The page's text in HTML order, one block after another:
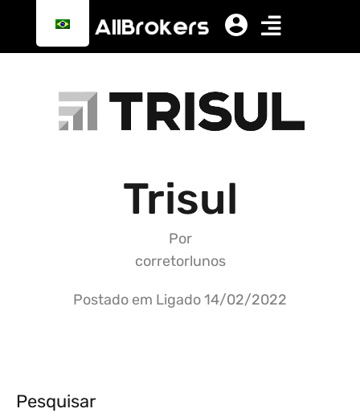
Trisul
Por
corretorlunos
Postado em Ligado14/02/2022
Pesquisar